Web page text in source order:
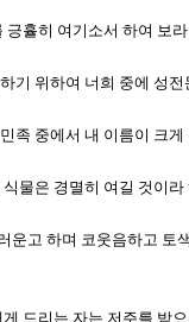
휼히 여기소서 하여 보
위하여 너희 중에 성
중에서 내 이름이 크
물은 경멸히 여길 것이
고 하며 코웃음하고
드리는 자는 저주를